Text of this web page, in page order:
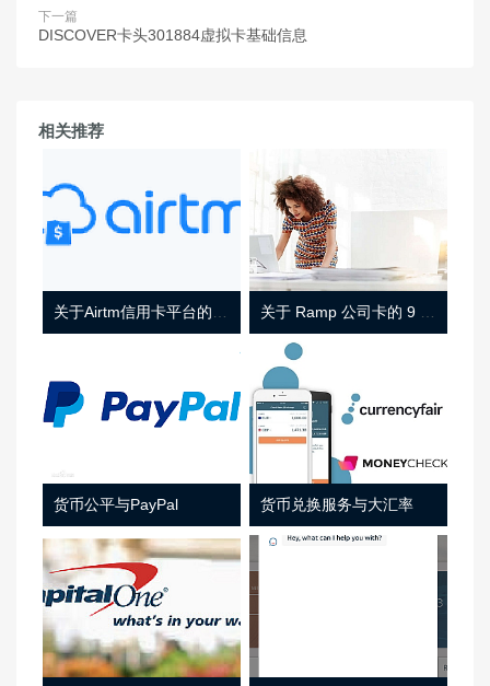
下一篇
DISCOVER卡头301884虚拟卡基础信息
相关推荐
货币公平与PayPal 货币兑换服务与大汇率